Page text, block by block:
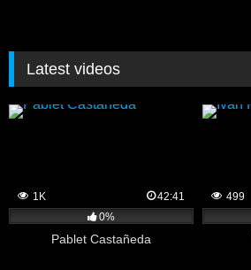
Latest videos
1K
42:41
0%
Pablet Castañeda
499